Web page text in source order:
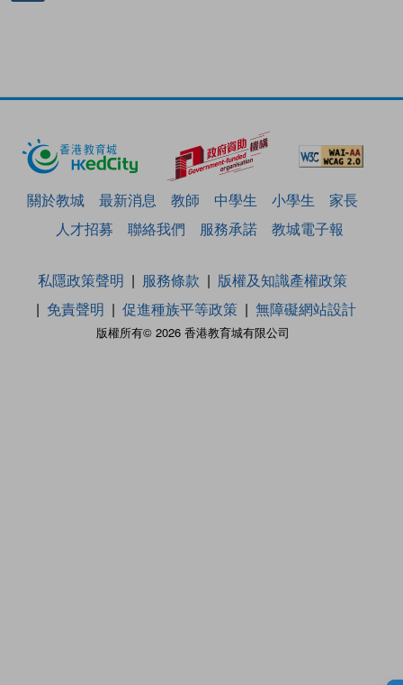
關於教城 最新消息 教師 中學生 小學生
家長
人才招募
聯絡我們 服務承諾 教城電子報
版權所有© 2026 香港教育城有限公司
私隱政策聲明 服務條款
版權及知識產權政策
免責聲明
促進種族平等政策 無障礙網站設計